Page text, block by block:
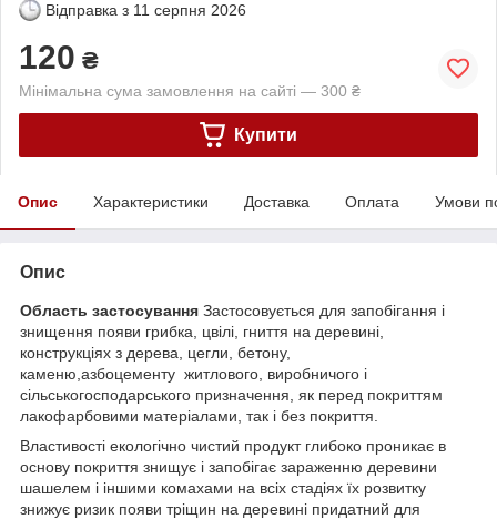
Відправка з 11 серпня 2026
120 ₴
Мінімальна сума замовлення на сайті — 300 ₴
Купити
Опис Характеристики Доставка Оплата Умови
Опис
Область застосування Застосовується для запобігання і
знищення появи грибка, цвілі, гниття на деревині,
конструкціях з дерева, цегли, бетону,
каменю,азбоцементу житлового, виробничого і
сільськогосподарського призначення, як перед покриттям
лакофарбовими матеріалами, так і без покриття.
Властивості екологічно чистий продукт глибоко проникає в
основу покриття знищує і запобігає зараженню деревини
шашелем і іншими комахами на всіх стадіях їх розвитку
знижує ризик появи тріщин на деревині придатний для